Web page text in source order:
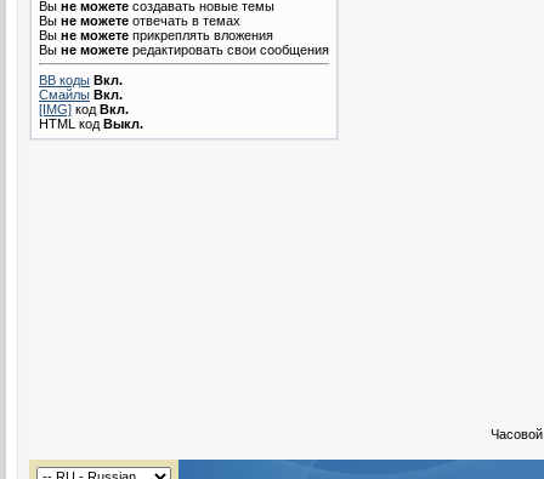
Вы не можете создавать новые темы
Вы не можете отвечать в темах
Вы не можете прикреплять вложения
Вы не можете редактировать свои сообщения
BB коды Вкл.
Смайлы Вкл.
[IMG] код Вкл.
HTML код Выкл.